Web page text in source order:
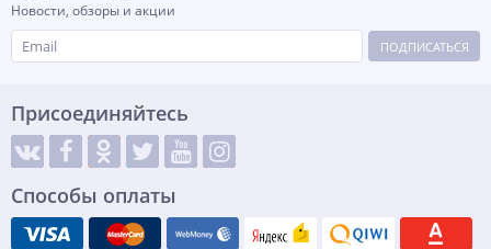
Новости, обзоры и акции
ПОДПИСАТЬСЯ
Присоединяйтесь
Способы оплаты